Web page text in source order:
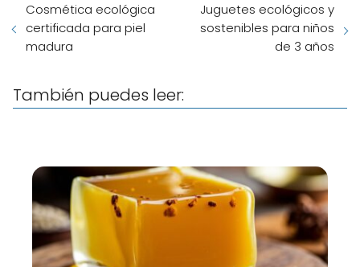
Cosmética ecológica
certificada para piel
madura
Juguetes ecológicos y
sostenibles para niños
de 3 años
También puedes leer: